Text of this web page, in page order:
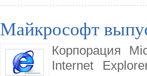
Майкрософт
Корпорация
Internet